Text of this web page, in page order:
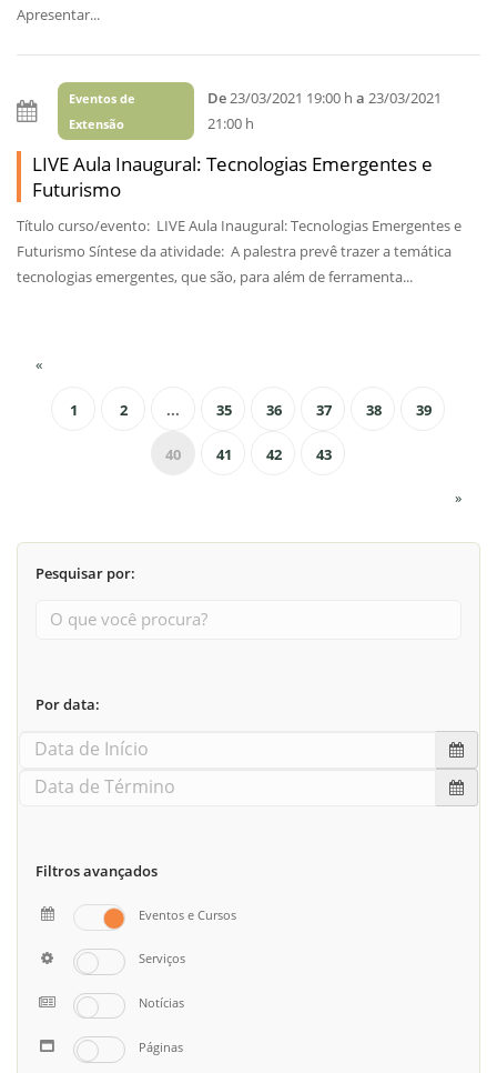
Apresentar...
Eventos de
Extensão
De23/03/2021 19:00 ha 23/03/2021
21:00 h
LIVE Aula Inaugural: Tecnologias Emergentes e
Futurismo
Título curso/evento: LIVE Aula Inaugural: Tecnologias Emergentes e
Futurismo Síntese da atividade: A palestra prevê trazer a temática
tecnologias emergentes, que são, para além de ferramenta...
«
1 2 ... 35 36 37 38 39
40 41 42 43
»
Pesquisar por:
Por data:
Filtros avançados
Eventos e Cursos
Serviços
Notícias
Páginas